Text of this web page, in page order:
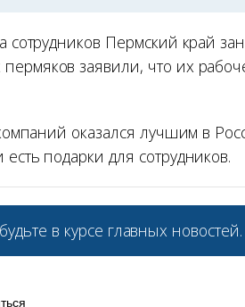
Пермский край
заявили, что их
оказался лучшим в
подарки для сотрудников.
в курсе главных новостей.